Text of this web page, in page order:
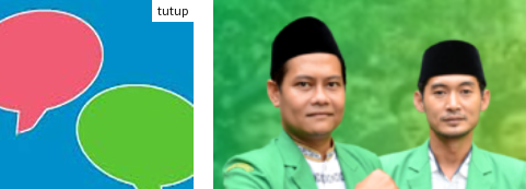
Loncat
tutup